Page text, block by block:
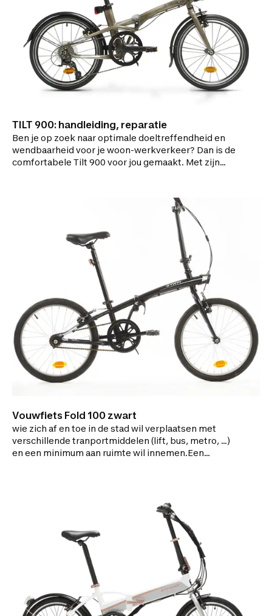
TILT 900: handleiding, reparatie
Ben je op zoek naar optimale doeltreffendheid en
wendbaarheid voor je woon-werkverkeer? Dan is de
comfortabele Tilt 900 voor jou gemaakt. Met zijn
van de Tilt-reeks. Ideaal om slim te schakelen tussen
Vouwfiets Fold 100 zwart
wie zich af en toe in de stad wil verplaatsen met
verschillende tranportmiddelen (lift, bus, metro, ...)
en een minimum aan ruimte wil innemen.Een